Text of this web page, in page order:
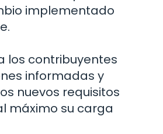
implementado
los contribuyentes
informadas y
nuevos requisitos
máximo su carga